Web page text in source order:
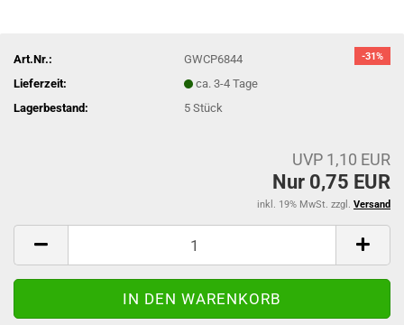
-31%
Art.Nr.:
GWCP6844
Lieferzeit:
ca. 3-4 Tage
Lagerbestand:
5Stück
UVP 1,10 EUR
Nur 0,75 EUR
inkl. 19% MwSt. zzgl. Versand